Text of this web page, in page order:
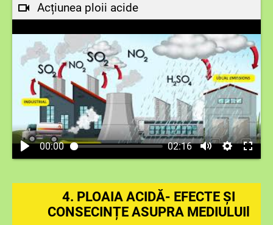
Acțiunea ploii acide
00:00 02:16
4. PLOAIA ACIDĂ- EFECTE ȘI
CONSECINȚE ASUPRA MEDIULUIl